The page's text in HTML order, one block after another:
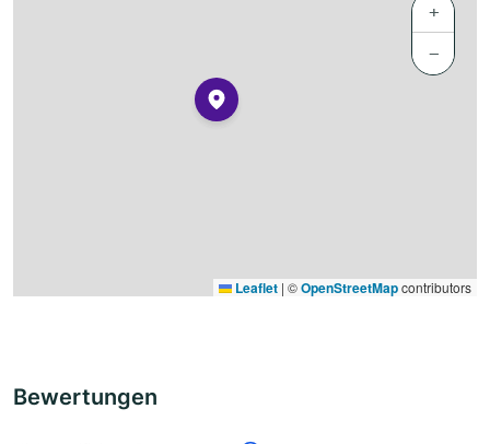
+
−
Leaflet | ©OpenStreetMapcontributors
Bewertungen